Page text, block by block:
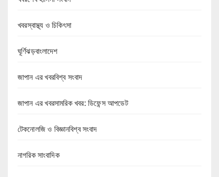
খবরস্বাস্থ্য ও চিকিৎসা
ঘূর্ণিঝড়বাংলাদেশ
জাপান এর খবরবিশ্ব সংবাদ
জাপান এর খবরসামরিক খবর: ডিফেন্স আপডেট
টেকনোলজি ও বিজ্ঞানবিশ্ব সংবাদ
নাগরিক সাংবাদিক